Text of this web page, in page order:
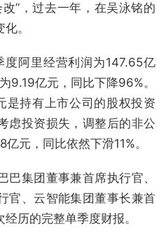
”，过去一年，在吴泳铭的
。
阿里经营利润为147.65亿
9.19亿元，同比下降96%。
是持有上市公司的股权投资
虑投资损失，调整后的非公
元，同比依然下滑11%。
集团董事兼首席执行官、
官、云智能集团董事长兼首
历的完整单季度财报。